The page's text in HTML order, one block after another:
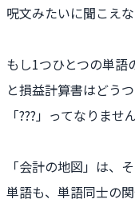
呪文みたいに聞こえな
もし1つひとつの単語
と損益計算書はどう
「???」ってなりませ
「会計の地図」は、
単語も、単語同士の